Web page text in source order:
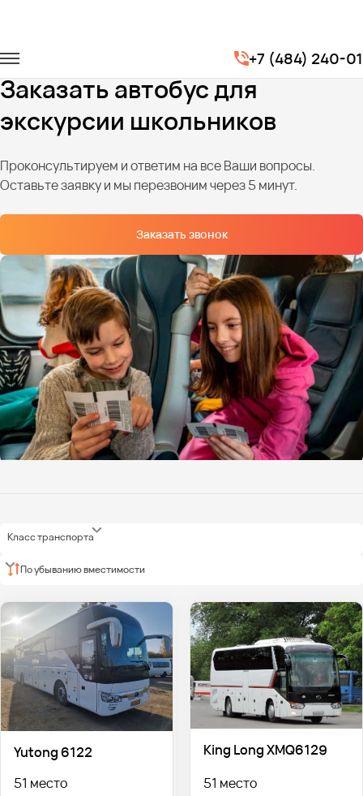
+7 (484) 240-
Перевозка школьников
Автобусы для школьной экскурсии
Заказать автобус для
экскурсии школьников
Проконсультируем и ответим на все Ваши вопросы.
Оставьте заявку и мы перезвоним через 5 минут.
Заказать звонок
Класс транспорта
По убыванию вместимости
Yutong 6122
51 место
King Long XMQ6129
51 место